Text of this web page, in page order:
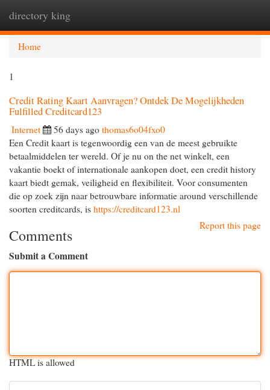
directory king
Home
1
Credit Rating Kaart Aanvragen? Ontdek De Mogelijkheden
Fulfilled Creditcard123
Internet 56 days ago thomas6o04fxo0
Een Credit kaart is tegenwoordig een van de meest gebruikte
betaalmiddelen ter wereld. Of je nu on the net winkelt, een
vakantie boekt of internationale aankopen doet, een credit history
kaart biedt gemak, veiligheid en flexibiliteit. Voor consumenten
die op zoek zijn naar betrouwbare informatie around verschillende
soorten creditcards, is https://creditcard123.nl
Report this page
Comments
Submit a Comment
HTML is allowed